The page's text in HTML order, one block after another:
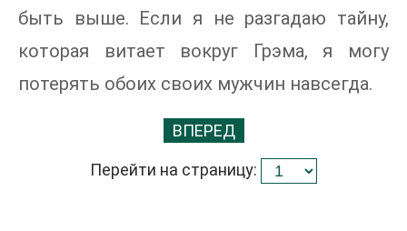
быть выше. Если я не разгадаю тайну,
которая витает вокруг Грэма, я могу
потерять обоих своих мужчин навсегда.
ВПЕРЕД
Перейти на страницу: